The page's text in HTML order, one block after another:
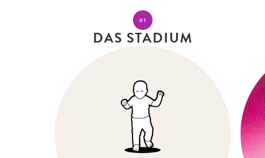
01
DAS STADIUM